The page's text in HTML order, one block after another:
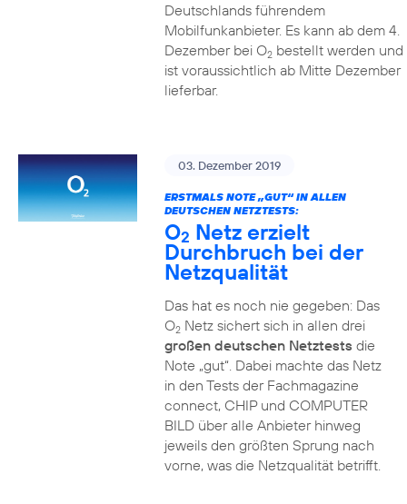
Deutschlands führendem
Mobilfunkanbieter. Es kann ab dem 4.
Dezember bei O2bestellt werden und
ist voraussichtlich ab Mitte Dezember
lieferbar.
03. Dezember 2019
ERSTMALS NOTE „GUT“ IN ALLEN
DEUTSCHEN NETZTESTS:
O2 Netz erzielt
Durchbruch bei der
Netzqualität
Das hat es noch nie gegeben: Das
O2Netz sichert sich in allen drei
großen deutschen Netztests die
Note „gut“. Dabei machte das Netz
in den Tests der Fachmagazine
connect, CHIP und COMPUTER
BILD über alle Anbieter hinweg
jeweils den größten Sprung nach
vorne, was die Netzqualität betrifft.